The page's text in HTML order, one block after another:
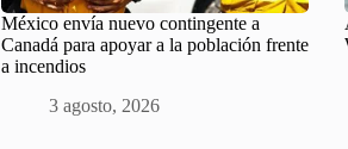
México envía nuevo contingente a
Canadá para apoyar a la población frente
a incendios
3 agosto, 2026